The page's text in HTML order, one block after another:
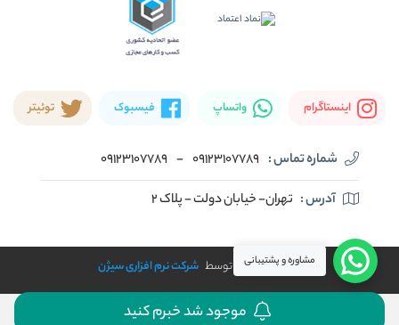
اینستاگرام واتساپ فیسبوک توئیتر
شماره تماس : 09123107789
-
09123107789
آدرس : تهران- خیابان دولت - پلاک ۲
طراحی و توسعه توسط شرکت نرم افزاری سیژن مشاوره و پشتیبانی